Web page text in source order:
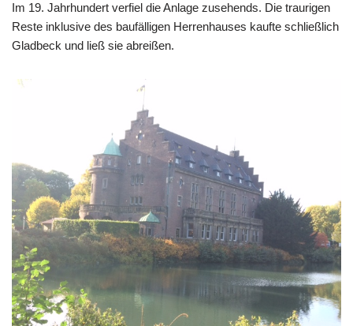
Im 19. Jahrhundert verfiel die Anlage zusehends. Die traurigen
Reste inklusive des baufälligen Herrenhauses kaufte schließlich
Gladbeck und ließ sie abreißen.